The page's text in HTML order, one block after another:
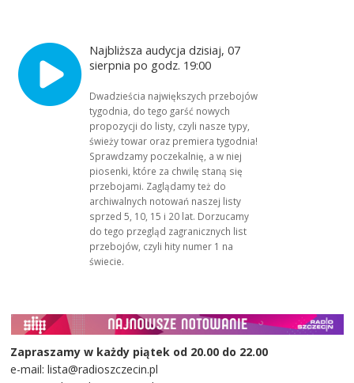
Najbliższa audycja dzisiaj, 07
sierpnia po godz. 19:00
Dwadzieścia największych przebojów
tygodnia, do tego garść nowych
propozycji do listy, czyli nasze typy,
świeży towar oraz premiera tygodnia!
Sprawdzamy poczekalnię, a w niej
piosenki, które za chwilę staną się
przebojami. Zaglądamy też do
archiwalnych notowań naszej listy
sprzed 5, 10, 15 i 20 lat. Dorzucamy
do tego przegląd zagranicznych list
przebojów, czyli hity numer 1 na
świecie.
Zapraszamy w każdy piątek od 20.00 do 22.00
e-mail: lista@radioszczecin.pl